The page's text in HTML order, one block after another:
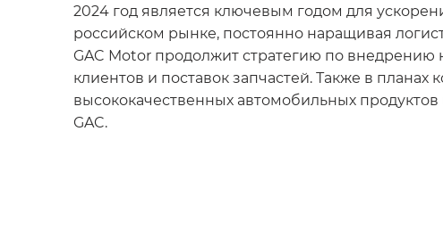
2024 год является ключевым годом для
российском рынке, постоянно наращивая
GAC Motor продолжит стратегию по
клиентов и поставок запчастей. Также в
высококачественных автомобильных
GAC.